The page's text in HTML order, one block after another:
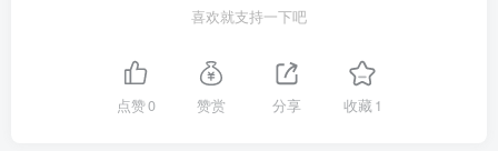
喜欢就支持一下吧
点赞0 赞赏 分享 收藏 1